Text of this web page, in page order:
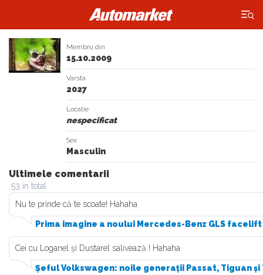
×
Membru din
15.10.2009
Varsta
2027
Locatie
nespecificat
Sex
Masculin
Ultimele comentarii
53 in total
Nu te prinde că te scoate! Hahaha
Prima imagine a noului Mercedes-Benz GLS facelift
Cei cu Loganel și Dustarel salivează ! Hahaha
Șeful Volkswagen: noile generații Passat, Tiguan și